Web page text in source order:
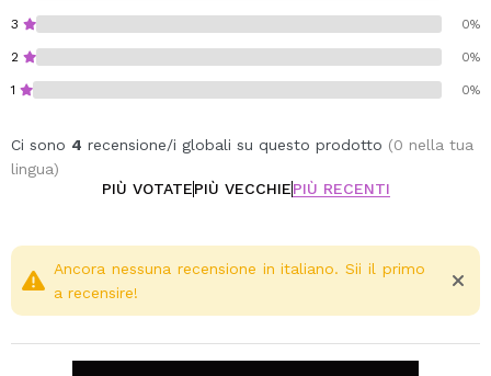
3 0%
2 0%
1 0%
Ci sono 4 recensione/i globali su questo prodotto (0 nella tua
lingua)
PIÙ VOTATEPIÙ VECCHIEPIÙ RECENTI
Ancora nessuna recensione in italiano. Sii il primo
a recensire!